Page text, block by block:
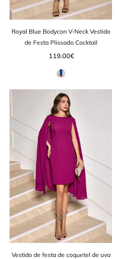
Royal Blue Bodycon V-Neck Vestido
de Festa Plissado Cocktail
119.00€
Vestido de festa de coquetel de uva